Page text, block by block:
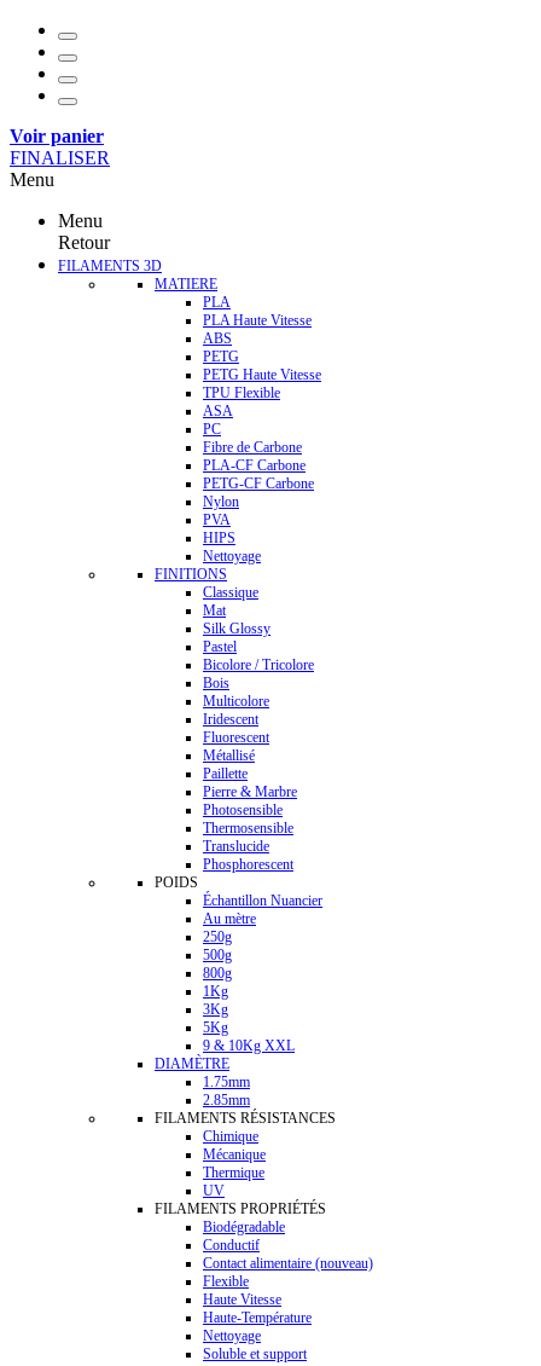
Voir panier
FINALISER
Menu
Menu
Retour
FILAMENTS 3D
MATIERE
PLA
PLA Haute Vitesse
ABS
PETG
PETG Haute Vitesse
TPU Flexible
ASA
PC
Fibre de Carbone
PLA-CF Carbone
PETG-CF Carbone
Nylon
PVA
HIPS
Nettoyage
FINITIONS
Classique
Mat
Silk Glossy
Pastel
Bicolore / Tricolore
Bois
Multicolore
Iridescent
Fluorescent
Métallisé
Paillette
Pierre & Marbre
Photosensible
Thermosensible
Translucide
Phosphorescent
POIDS
Échantillon Nuancier
Au mètre
250g
500g
800g
1Kg
3Kg
5Kg
9 & 10Kg XXL
DIAMÈTRE
1.75mm
2.85mm
FILAMENTS RÉSISTANCES
Chimique
Mécanique
Thermique
UV
FILAMENTS PROPRIÉTÉS
Biodégradable
Conductif
Contact alimentaire (nouveau)
Flexible
Haute Vitesse
Haute-Température
Nettoyage
Soluble et support